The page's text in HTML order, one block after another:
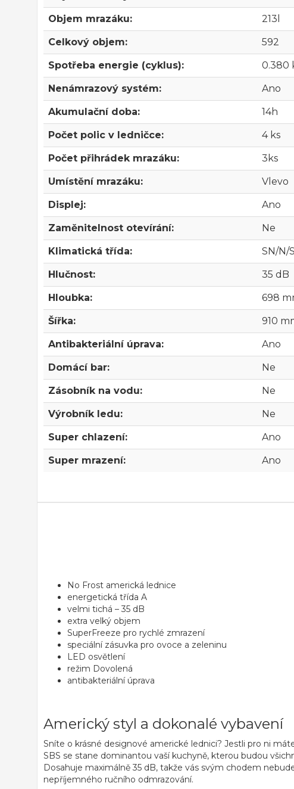
Objem mrazáku: 213l
Celkový objem: 592
Spotřeba energie (cyklus): 0.380
Nenámrazový systém: Ano
Akumulační doba: 14h
Počet polic v ledničce: 4 ks
Počet přihrádek mrazáku: 3ks
Umístění mrazáku: Vlevo
Displej: Ano
Zaměnitelnost otevírání: Ne
Klimatická třída: SN/N/
Hlučnost: 35 dB
Hloubka: 698
Šířka: 910
Antibakteriální úprava: Ano
Domácí bar: Ne
Zásobník na vodu: Ne
Výrobník ledu: Ne
Super chlazení: Ano
Super mrazení: Ano
No Frost americká lednice
energetická třída A
velmi tichá – 35 dB
extra velký objem
SuperFreeze pro rychlé zmrazení
speciální zásuvka pro ovoce a zeleninu
LED osvětlení
režim Dovolená
antibakteriální úprava
Americký styl a dokonalé vybavení
Sníte o krásné designové americké lednici? Jestli pro ni
SBS se stane dominantou vaší kuchyně, kterou budou
Dosahuje maximálně 35 dB, takže vás svým chodem
nepříjemného ručního odmrazování.